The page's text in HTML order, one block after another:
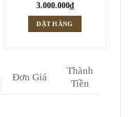
3.000.000₫
ĐẶT HÀNG
Đơn Giá
Thành
Tiền